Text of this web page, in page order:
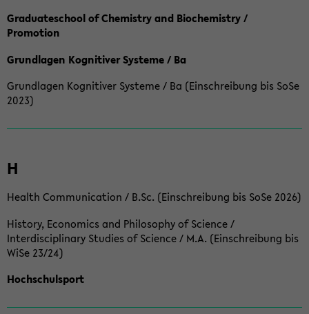
Graduateschool of Chemistry and Biochemistry /
Promotion
Grundlagen Kognitiver Systeme / Ba
Grundlagen Kognitiver Systeme / Ba (Einschreibung bis SoSe
2023)
H
Health Communication / B.Sc. (Einschreibung bis SoSe 2026)
History, Economics and Philosophy of Science /
Interdisciplinary Studies of Science / M.A. (Einschreibung bis
WiSe 23/24)
Hochschulsport